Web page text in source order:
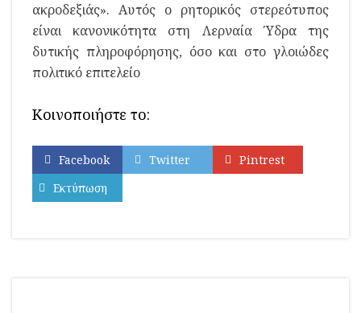
ακροδεξιάς». Αυτός ο ρητορικός στερεότυπος
είναι κανονικότητα στη Λερναία Ύδρα της
δυτικής πληροφόρησης, όσο και στο γλοιώδες
πολιτικό επιτελείο
Κοινοποιήστε το:
Facebook Twitter
Pintrest
Εκτύπωση